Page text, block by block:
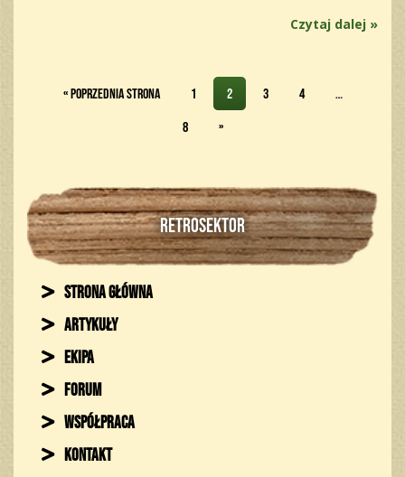
RETROSEKTOR
Strona główna
Artykuły
Ekipa
Forum
Współpraca
Kontakt
Czytaj dalej »
« Poprzednia strona 1 2 3 4
…
8
»